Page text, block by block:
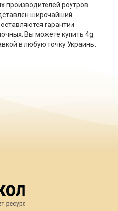
производителей роутров.
широчайший
гарантии
Вы можете купить 4g
в любую точку Украины.